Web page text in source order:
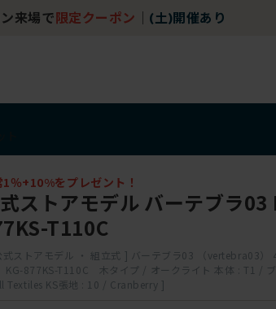
来場で 限定クーポン (土)開催あり
1％+10%をプレゼント！
ストアモデル バーテブラ03
T110C
式ストアモデル ・ 組立式 ] バーテブラ03 （vertebra03）
KG-877KS-T110C 木タイプ / オークライト 本体 : T1 /
Textiles KS張地 : 10 / Cranberry ]